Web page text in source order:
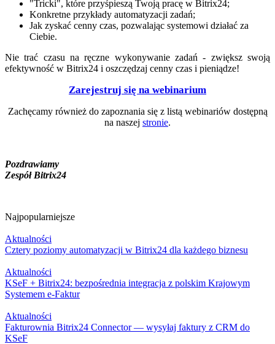
"Tricki", które przyśpieszą Twoją pracę w Bitrix24;
Konkretne przykłady automatyzacji zadań;
Jak zyskać cenny czas, pozwalając systemowi działać za
Ciebie.
Nie trać czasu na ręczne wykonywanie zadań - zwiększ swoją
efektywność w Bitrix24 i oszczędzaj cenny czas i pieniądze!
Zarejestruj się na webinarium
Zachęcamy również do zapoznania się z listą webinariów dostępną
na naszej stronie.
Pozdrawiamy
Zespół Bitrix24
Najpopularniejsze
Aktualności
Cztery poziomy automatyzacji w Bitrix24 dla każdego biznesu
Aktualności
KSeF + Bitrix24: bezpośrednia integracja z polskim Krajowym
Systemem e-Faktur
Aktualności
Fakturownia Bitrix24 Connector — wysyłaj faktury z CRM do
KSeF